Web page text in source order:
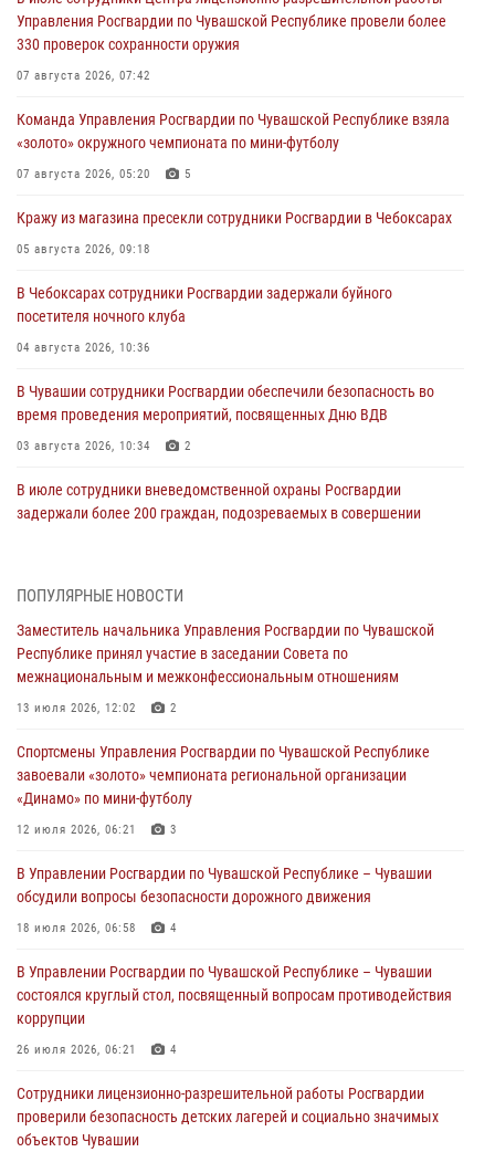
Управления Росгвардии по Чувашской Республике провели более
330 проверок сохранности оружия
07 августа 2026, 07:42
Команда Управления Росгвардии по Чувашской Республике взяла
«золото» окружного чемпионата по мини-футболу
07 августа 2026, 05:20 5
Кражу из магазина пресекли сотрудники Росгвардии в Чебоксарах
05 августа 2026, 09:18
В Чебоксарах сотрудники Росгвардии задержали буйного
посетителя ночного клуба
04 августа 2026, 10:36
В Чувашии сотрудники Росгвардии обеспечили безопасность во
время проведения мероприятий, посвященных Дню ВДВ
03 августа 2026, 10:34 2
В июле сотрудники вневедомственной охраны Росгвардии
задержали более 200 граждан, подозреваемых в совершении
мировой войне 1914-1918 годов
01 августа 2026, 07:19
В Ядрине сотрудники Росгвардии задержали подозреваемого в
01 августа 2026, 06:12
1 августа – День дежурной службы войск национальной гвардии
Российской Федерации
Директор Росгвардии Герой России генерал армии Виктор Золотов
поздравил специалистов подразделений тыла с профессиональным
01 августа 2026, 00:01
ПОПУЛЯРНЫЕ НОВОСТИ
Заместитель начальника Управления Росгвардии по Чувашской
Республике принял участие в заседании Совета по
межнациональным и межконфессиональным отношениям
13 июля 2026, 12:02 2
Спортсмены Управления Росгвардии по Чувашской Республике
завоевали «золото» чемпионата региональной организации
«Динамо» по мини-футболу
12 июля 2026, 06:21 3
В Управлении Росгвардии по Чувашской Республике – Чувашии
обсудили вопросы безопасности дорожного движения
18 июля 2026, 06:58 4
В Управлении Росгвардии по Чувашской Республике – Чувашии
состоялся круглый стол, посвященный вопросам противодействия
коррупции
26 июля 2026, 06:21 4
Сотрудники лицензионно-разрешительной работы Росгвардии
проверили безопасность детских лагерей и социально значимых
объектов Чувашии